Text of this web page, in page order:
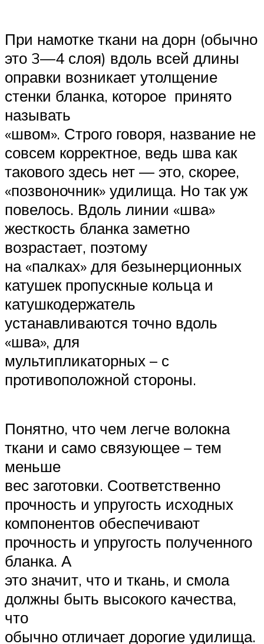
При намотке ткани на дорн (обычно
это 3—4 слоя) вдоль всей длины
оправки возникает утолщение
стенки бланка, которое принято
называть
«швом». Строго говоря, название не
совсем корректное, ведь шва как
такового здесь нет — это, скорее,
«позвоночник» удилища. Но так уж
повелось. Вдоль линии «шва»
жесткость бланка заметно
возрастает, поэтому
на «палках» для безынерционных
катушек пропускные кольца и
катушкодержатель
устанавливаются точно вдоль
«шва», для
мультипликаторных – с
противоположной стороны.
Понятно, что чем легче волокна
ткани и само связующее – тем
меньше
вес заготовки. Соответственно
прочность и упругость исходных
компонентов обеспечивают
прочность и упругость полученного
бланка. А
это значит, что и ткань, и смола
должны быть высокого качества,
что
обычно отличает дорогие удилища.